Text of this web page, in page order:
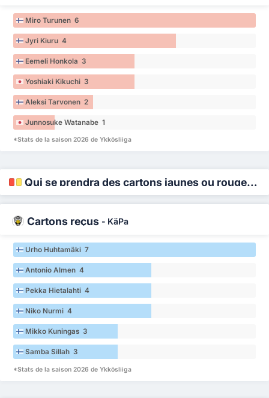
Miro Turunen 6
Jyri Kiuru 4
Eemeli Honkola 3
Yoshiaki Kikuchi 3
Aleksi Tarvonen 2
Junnosuke Watanabe 1
*Stats de la saison 2026 de Ykkösliiga
Qui se prendra des cartons jaunes ou rouges ?
Cartons reçus - KäPa
Urho Huhtamäki 7
Antonio Almen 4
Pekka Hietalahti 4
Niko Nurmi 4
Mikko Kuningas 3
Samba Sillah 3
*Stats de la saison 2026 de Ykkösliiga